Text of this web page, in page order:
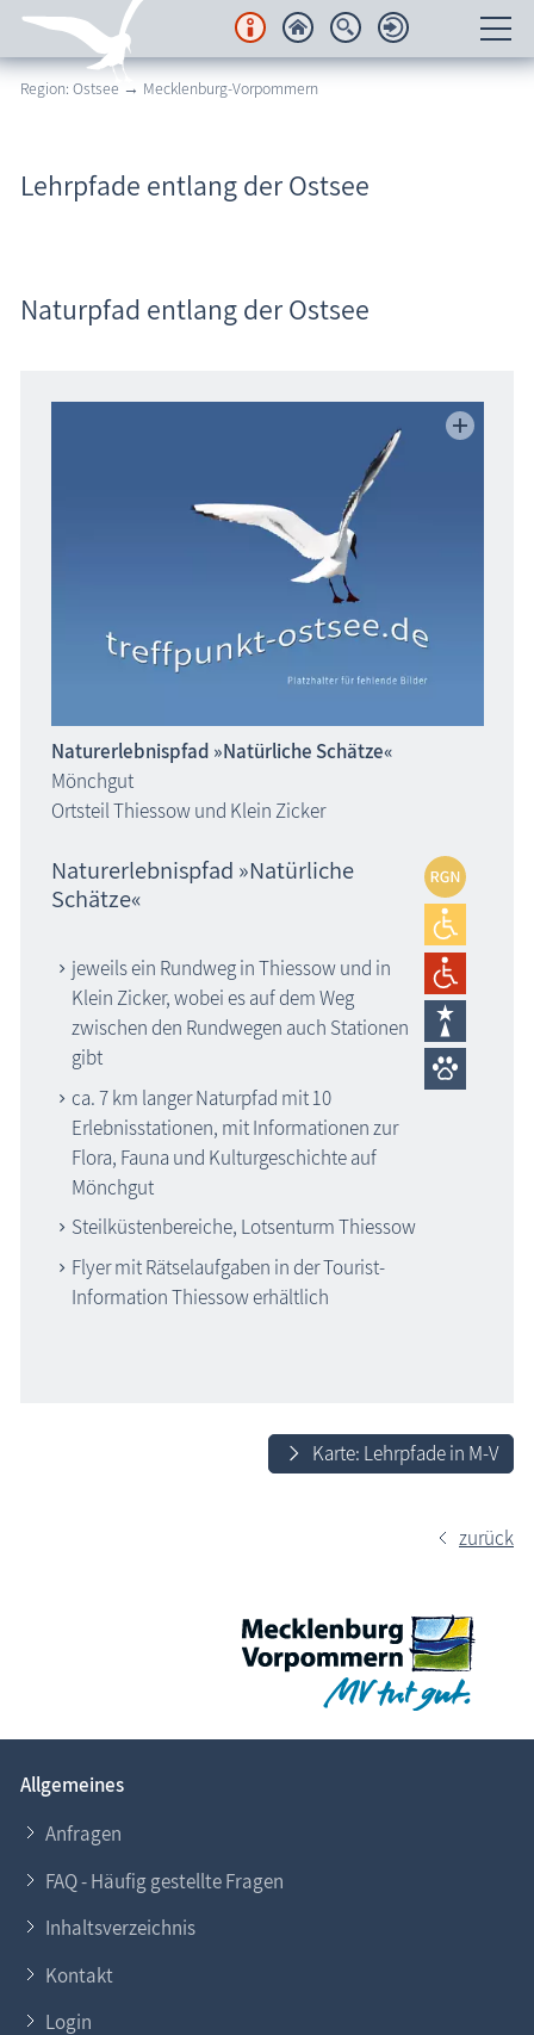
Unterkünfte
Freizeit
Wissenswertes
Region: Ostsee → Mecklenburg-Vorpommern
Lehrpfade entlang der Ostsee
Naturpfad entlang der Ostsee
Naturerlebnispfad »Natürliche Schätze«
Mönchgut
Ortsteil Thiessow und Klein Zicker
Naturerlebnispfad »Natürliche
Schätze«
jeweils ein Rundweg in Thiessow und in
Klein Zicker, wobei es auf dem Weg
zwischen den Rundwegen auch Stationen
gibt
ca. 7 km langer Naturpfad mit 10
Erlebnisstationen, mit Informationen zur
Flora, Fauna und Kulturgeschichte auf
Mönchgut
Steilküstenbereiche, Lotsenturm Thiessow
Flyer mit Rätselaufgaben in der Tourist-
Information Thiessow erhältlich
Karte: Lehrpfade in M-V
zurück
Allgemeines
Anfragen
FAQ - Häufig gestellte Fragen
Inhaltsverzeichnis
Kontakt
Login